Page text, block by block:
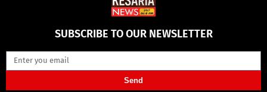
SUBSCRIBE TO OUR NEWSLETTER
Send